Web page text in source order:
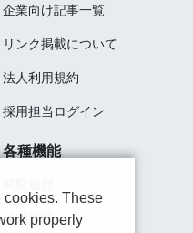
企業向け記事一覧
リンク掲載について
法人利用規約
採用担当ログイン
各種機能
検索履歴
cookies. These
properly